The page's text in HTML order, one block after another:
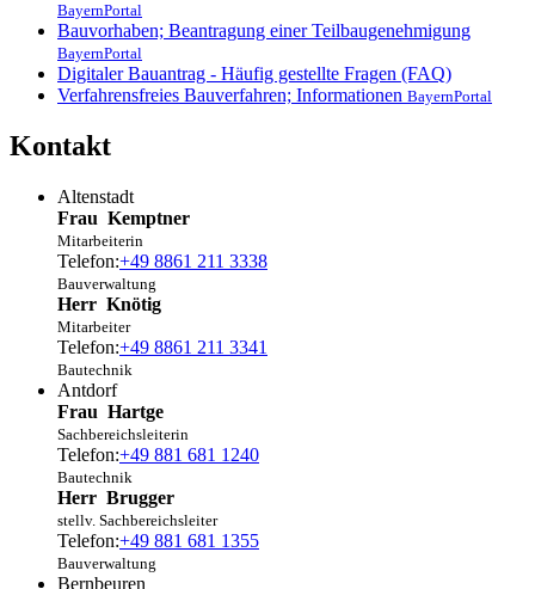
BayernPortal
Bauvorhaben; Beantragung einer Teilbaugenehmigung
BayernPortal
Digitaler Bauantrag - Häufig gestellte Fragen (FAQ)
Verfahrensfreies Bauverfahren; Informationen BayernPortal
Kontakt
Altenstadt
Frau Kemptner
Mitarbeiterin
Telefon:+49 8861 211 3338
Bauverwaltung
Herr Knötig
Mitarbeiter
Telefon:+49 8861 211 3341
Bautechnik
Antdorf
Frau Hartge
Sachbereichsleiterin
Telefon:+49 881 681 1240
Bautechnik
Herr Brugger
stellv. Sachbereichsleiter
Telefon:+49 881 681 1355
Bauverwaltung
Bernbeuren